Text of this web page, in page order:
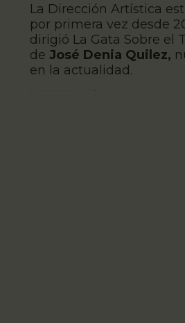
La Dirección Artística
por primera vez desde
dirigió La Gata Sobre el
de José Denia Quilez,
en la actualidad.
CONTACTAR